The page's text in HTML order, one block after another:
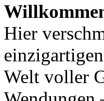
Hier
Welt voller